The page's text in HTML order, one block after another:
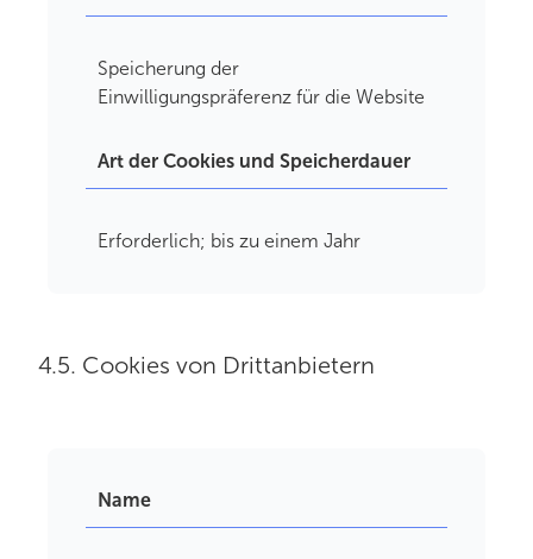
Speicherung der
Einwilligungspräferenz für die Website
Art der Cookies und Speicherdauer
Erforderlich; bis zu einem Jahr
4.5. Cookies von Drittanbietern
Name